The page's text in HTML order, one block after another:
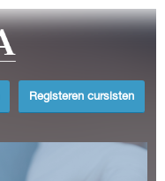
Registeren cursisten